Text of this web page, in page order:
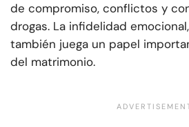
de compromiso, conflictos y
drogas. La infidelidad
también juega un papel
del matrimonio.